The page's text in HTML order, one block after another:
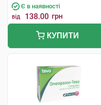
Є в наявності
від 138.00 грн
КУПИТИ